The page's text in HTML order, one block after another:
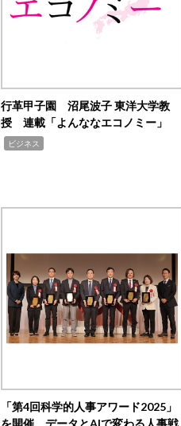
行革甲子園 沼尾波子 東洋大学教
授 連載「よんななエコノミー」
ビジネス
「第4回科学的人事アワード2025」
を開催 データとAIで変わる人事戦